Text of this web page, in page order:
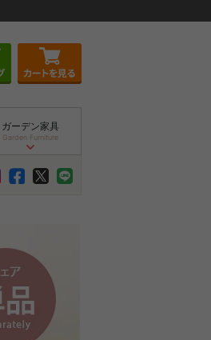
ガーデン家具
Garden Furniture